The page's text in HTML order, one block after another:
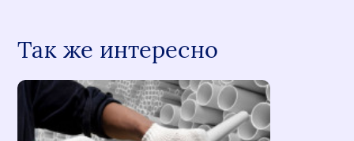
Так же интересно